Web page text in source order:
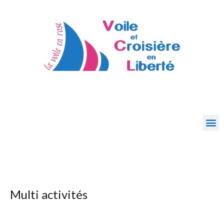
Multi activités